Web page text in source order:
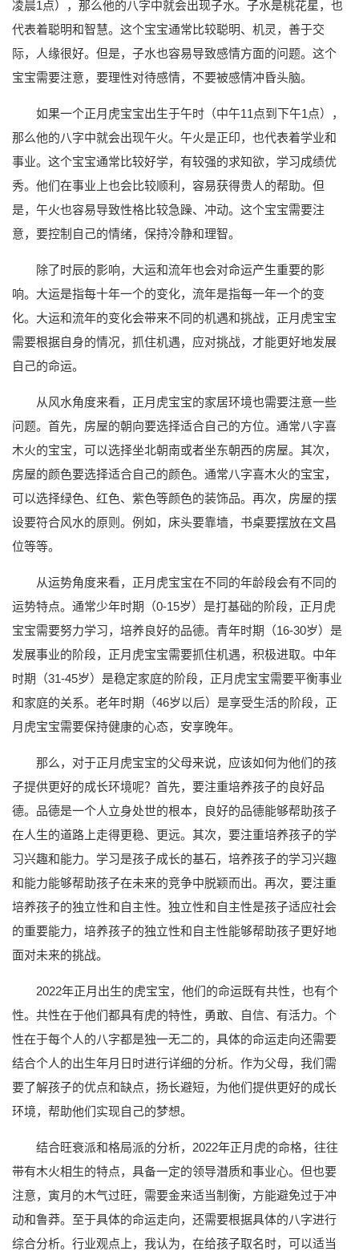
凌晨1点），那么他的八字中就会出现子水。子水是桃花星，也
代表着聪明和智慧。这个宝宝通常比较聪明、机灵，善于交
际，人缘很好。但是，子水也容易导致感情方面的问题。这个
宝宝需要注意，要理性对待感情，不要被感情冲昏头脑。
如果一个正月虎宝宝出生于午时（中午11点到下午1点），
那么他的八字中就会出现午火。午火是正印，也代表着学业和
事业。这个宝宝通常比较好学，有较强的求知欲，学习成绩优
秀。他们在事业上也会比较顺利，容易获得贵人的帮助。但
是，午火也容易导致性格比较急躁、冲动。这个宝宝需要注
意，要控制自己的情绪，保持冷静和理智。
除了时辰的影响，大运和流年也会对命运产生重要的影
响。大运是指每十年一个的变化，流年是指每一年一个的变
化。大运和流年的变化会带来不同的机遇和挑战，正月虎宝宝
需要根据自身的情况，抓住机遇，应对挑战，才能更好地发展
自己的命运。
从风水角度来看，正月虎宝宝的家居环境也需要注意一些
问题。首先，房屋的朝向要选择适合自己的方位。通常八字喜
木火的宝宝，可以选择坐北朝南或者坐东朝西的房屋。其次，
房屋的颜色要选择适合自己的颜色。通常八字喜木火的宝宝，
可以选择绿色、红色、紫色等颜色的装饰品。再次，房屋的摆
设要符合风水的原则。例如，床头要靠墙，书桌要摆放在文昌
位等等。
从运势角度来看，正月虎宝宝在不同的年龄段会有不同的
运势特点。通常少年时期（0-15岁）是打基础的阶段，正月虎
宝宝需要努力学习，培养良好的品德。青年时期（16-30岁）是
发展事业的阶段，正月虎宝宝需要抓住机遇，积极进取。中年
时期（31-45岁）是稳定家庭的阶段，正月虎宝宝需要平衡事业
和家庭的关系。老年时期（46岁以后）是享受生活的阶段，正
月虎宝宝需要保持健康的心态，安享晚年。
那么，对于正月虎宝宝的父母来说，应该如何为他们的孩
子提供更好的成长环境呢？首先，要注重培养孩子的良好品
德。品德是一个人立身处世的根本，良好的品德能够帮助孩子
在人生的道路上走得更稳、更远。其次，要注重培养孩子的学
习兴趣和能力。学习是孩子成长的基石，培养孩子的学习兴趣
和能力能够帮助孩子在未来的竞争中脱颖而出。再次，要注重
培养孩子的独立性和自主性。独立性和自主性是孩子适应社会
的重要能力，培养孩子的独立性和自主性能够帮助孩子更好地
面对未来的挑战。
2022年正月出生的虎宝宝，他们的命运既有共性，也有个
性。共性在于他们都具有虎的特性，勇敢、自信、有活力。个
性在于每个人的八字都是独一无二的，具体的命运走向还需要
结合个人的出生年月日时进行详细的分析。作为父母，我们需
要了解孩子的优点和缺点，扬长避短，为他们提供更好的成长
环境，帮助他们实现自己的梦想。
结合旺衰派和格局派的分析，2022年正月虎的命格，往往
带有木火相生的特点，具备一定的领导潜质和事业心。但也要
注意，寅月的木气过旺，需要金来适当制衡，方能避免过于冲
动和鲁莽。至于具体的命运走向，还需要根据具体的八字进行
综合分析。行业观点上，我认为，在给孩子取名时，可以适当